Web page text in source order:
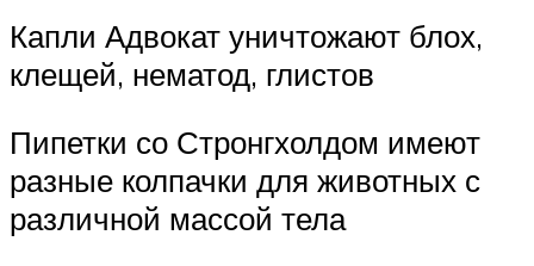
Капли Адвокат уничтожают блох,
клещей, нематод, глистов
Пипетки со Стронгхолдом имеют
разные колпачки для животных с
различной массой тела